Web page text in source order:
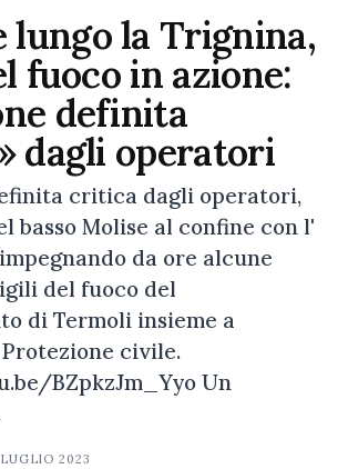
lungo la Trignina,
fuoco in azione:
definita
dagli operatori
critica dagli operatori,
basso Molise al confine con l'
da ore alcune
del fuoco del
di Termoli insieme a
civile.
BZpkzJm_Yyo Un
2023